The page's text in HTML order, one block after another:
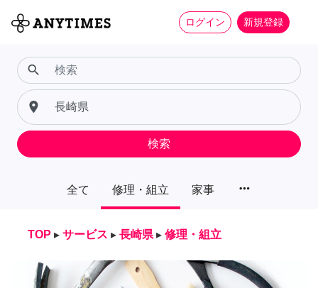
ログイン 新規登録
全て 修理・組立 家事 more_horiz
search
place
検索
TOP ▸ サービス ▸ 長崎県 ▸ 修理・組立